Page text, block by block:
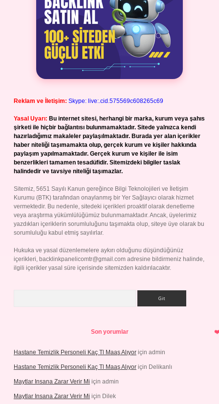
Reklam ve İletişim: Skype: live:.cid.575569c608265c69
Yasal Uyarı: Bu internet sitesi, herhangi bir marka, kurum veya şahıs
şirketi ile hiçbir bağlantısı bulunmamaktadır. Sitede yalnızca kendi
hazırladığımız makaleler paylaşılmaktadır. Burada yer alan içerikler
haber niteliği taşımamakta olup, gerçek kurum ve kişiler hakkında
paylaşım yapılmamaktadır. Gerçek kurum ve kişiler ile isim
benzerlikleri tamamen tesadüfidir. Sitemizdeki bilgiler taslak
halindedir ve tavsiye niteliği taşımazlar.
Sitemiz, 5651 Sayılı Kanun gereğince Bilgi Teknolojileri ve İletişim
Kurumu (BTK) tarafından onaylanmış bir Yer Sağlayıcı olarak hizmet
vermektedir. Bu nedenle, sitedeki içerikleri proaktif olarak denetleme
veya araştırma yükümlülüğümüz bulunmamaktadır. Ancak, üyelerimiz
yazdıkları içeriklerin sorumluluğunu taşımakta olup, siteye üye olarak bu
sorumluluğu kabul etmiş sayılırlar.
Hukuka ve yasal düzenlemelere aykırı olduğunu düşündüğünüz
içerikleri, backlinkpanelicomtr@gmail.com adresine bildirmeniz halinde,
ilgili içerikler yasal süre içerisinde sitemizden kaldırılacaktır.
Son yorumlar
Hastane Temizlik Personeli Kaç Tl Maaş Alıyor için admin
Hastane Temizlik Personeli Kaç Tl Maaş Alıyor için Delikanlı
Maytlar Insana Zarar Verir Mi için admin
Maytlar Insana Zarar Verir Mi için Dilek